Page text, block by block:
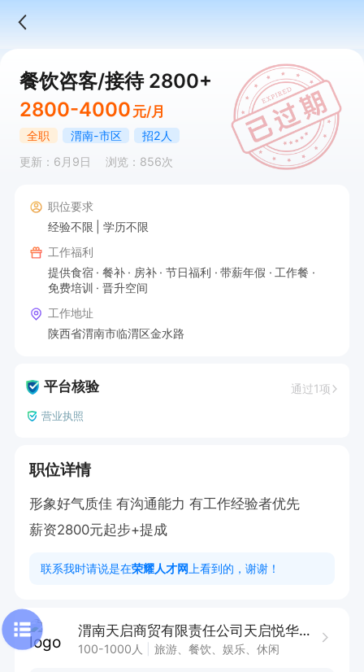
餐饮咨客/接待 2800+
2800-4000 元/月
全职 渭南-市区
招2人
更新：6月9日
浏览：856次
职位要求
经验不限
学历不限
工作福利
提供食宿
餐补 房补 节日福利 带薪年假
工作餐
免费培训
晋升空间
工作地址
陕西省渭南市临渭区金水路
平台核验 通过1项
营业执照
职位详情
形象好气质佳 有沟通能力 有工作经验者优先
薪资2800元起步+提成
联系我时请说是在荣耀人才网 上看到的，谢谢！
渭南天启商贸有限责任公司天启悦华酒店
100-1000人 旅游、餐饮、娱乐、休闲